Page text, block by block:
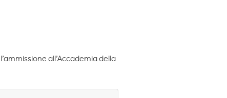
all’Accademia della